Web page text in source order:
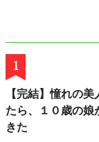
1
【完結】憧れの
たら、１０歳の娘
きた